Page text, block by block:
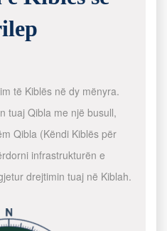
të Kiblës në dy mënyra.
tuaj Qibla me një busull,
Qibla (Këndi Kiblës për
infrastrukturën e
drejtimin tuaj në Kiblah.